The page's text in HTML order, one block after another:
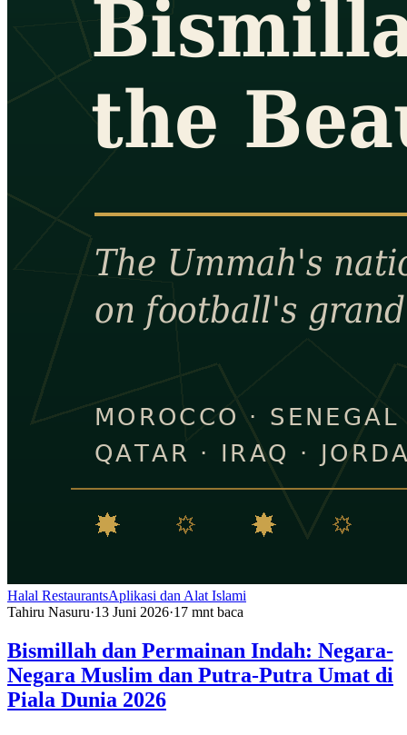
Halal RestaurantsAplikasi dan Alat Islami
Tahiru Nasuru·13 Juni 2026·17 mnt baca
Bismillah dan Permainan Indah: Negara-
Negara Muslim dan Putra-Putra Umat di
Piala Dunia 2026